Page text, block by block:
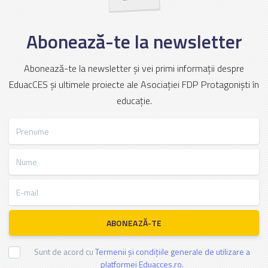
Abonează-te la newsletter
Abonează-te la newsletter și vei primi informații despre
EduacCES și ultimele proiecte ale Asociației FDP Protagoniști în
educație.
ABONEAZĂ-TE
Sunt de acord cuTermenii și condițiile generale de utilizare a
platformei Eduacces.ro.